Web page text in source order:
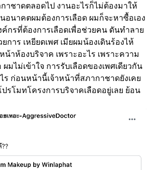
าชาดตลอดไป งานอะไรก็ไม่ต้องมาให้
อนาคตผมต้องการเลือด ผมก็จะหาซื้อเอง
ค์กรที่ต้องการเลือดเพื่อช่วยคน ดันทำลาย
การ เหยียดเพศ เมียผมน้องเดินร้องไห้
าห้องบริจาค เพราะอะไร เพราะความ
มไม่เข้าใจ การรับเลือดของเพศเดียวกัน
ก่อนหน้านี้เจ้าหน้าที่สภากาชาดยังเคย
รโมทโครงการบริจาคเลือดอยู่เลย ย้อน